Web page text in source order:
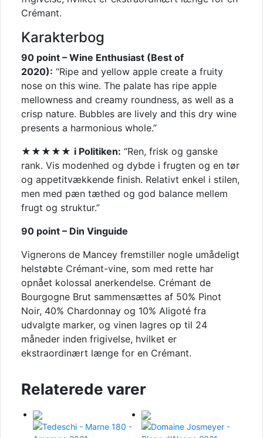
Crémant.
Karakterbog
90 point – Wine Enthusiast (Best of
2020): “Ripe and yellow apple create a fruity
nose on this wine. The palate has ripe apple
mellowness and creamy roundness, as well as a
crisp nature. Bubbles are lively and this dry wine
presents a harmonious whole.”
★★★★★ i Politiken: “Ren, frisk og ganske
rank. Vis modenhed og dybde i frugten og en tør
og appetitvækkende finish. Relativt enkel i stilen,
men med pæn tæthed og god balance mellem
frugt og struktur.”
90 point – Din Vinguide
Vignerons de Mancey fremstiller nogle umådeligt
helstøbte Crémant-vine, som med rette har
opnået kolossal anerkendelse. Crémant de
Bourgogne Brut sammensættes af 50% Pinot
Noir, 40% Chardonnay og 10% Aligoté fra
udvalgte marker, og vinen lagres op til 24
måneder inden frigivelse, hvilket er
ekstraordinært længe for en Crémant.
Relaterede varer